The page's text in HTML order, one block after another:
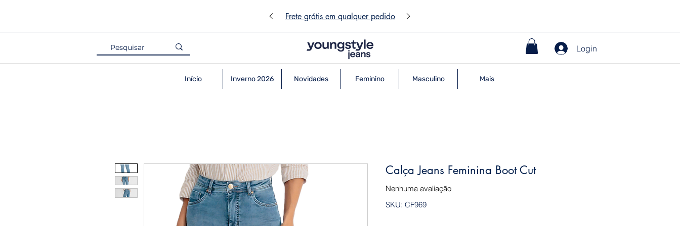
Frete grátis em qualquer pedido
Login
Início Inverno 2026 Novidades Feminino Masculino Mais
Calça Jeans Feminina Boot Cut
Nenhuma avaliação
SKU: CF969